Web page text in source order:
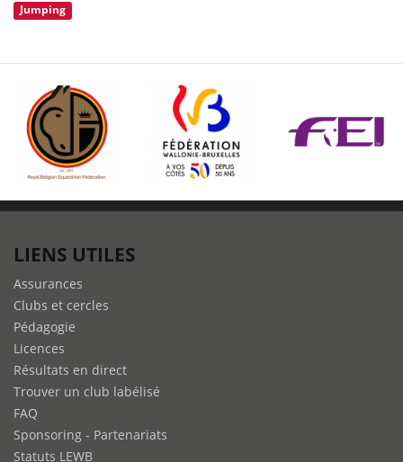
Jumping
LIENS UTILES
Assurances
Clubs et cercles
Pédagogie
Licences
Résultats en direct
Trouver un club labélisé
FAQ
Sponsoring - Partenariats
Statuts LEWB